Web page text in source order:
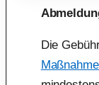
Die